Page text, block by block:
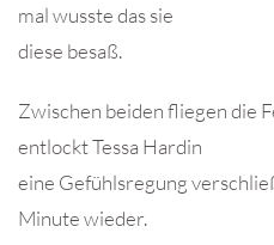
mal wusste das sie
diese besaß.
Zwischen beiden fliegen die
entlockt Tessa Hardin
eine Gefühlsregung
Minute wieder.